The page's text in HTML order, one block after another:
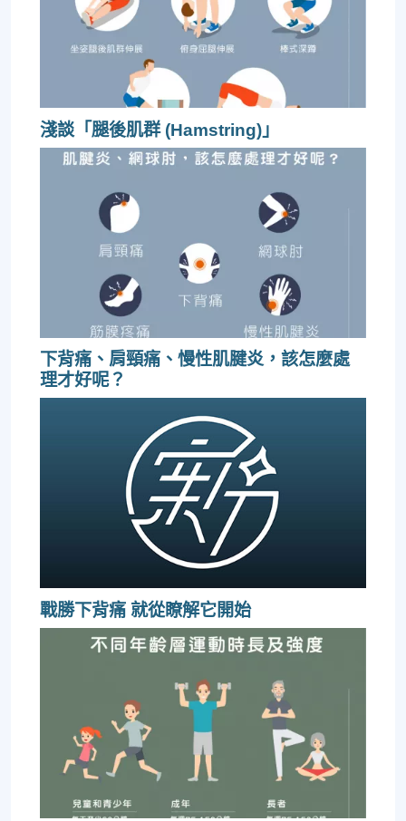
淺談「腿後肌群 (Hamstring)」
下背痛、肩頸痛、慢性肌腱炎，該怎麼處
理才好呢？
戰勝下背痛 就從瞭解它開始